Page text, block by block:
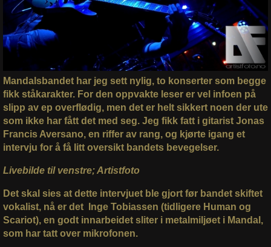
Mandalsbandet har jeg sett nylig, to konserter som begge
fikk ståkarakter. For den oppvakte leser er vel infoen på
slipp av ep overflødig, men det er helt sikkert noen der ute
som ikke har fått det med seg. Jeg fikk fatt i gitarist Jonas
Francis Aversano, en riffer av rang, og kjørte igang et
intervju for å få litt oversikt bandets bevegelser.
Livebilde til venstre; Artistfoto
Det skal sies at dette intervjuet ble gjort før bandet skiftet
vokalist, nå er det Inge Tobiassen (tidligere Human og
Scariot), en godt innarbeidet sliter i metalmiljøet i Mandal,
som har tatt over mikrofonen.